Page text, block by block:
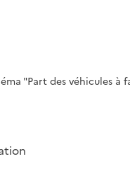
"Part des véhicules